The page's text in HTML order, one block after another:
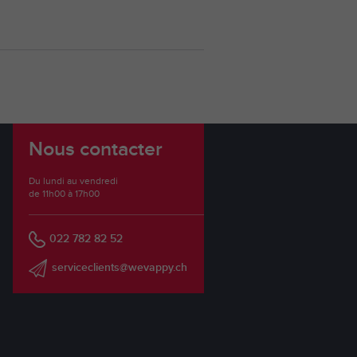
Nous contacter
Du lundi au vendredi
de 11h00 à 17h00
022 782 82 52
serviceclients@wevappy.ch